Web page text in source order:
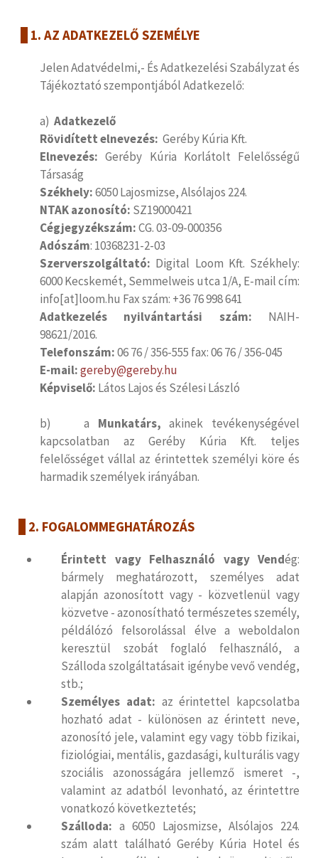
1. AZ ADATKEZELŐ SZEMÉLYE
Jelen Adatvédelmi,- És Adatkezelési Szabályzat és
Tájékoztató szempontjából Adatkezelő:
a) Adatkezelő
Rövidített elnevezés: Geréby Kúria Kft.
Elnevezés: Geréby Kúria Korlátolt Felelősségű
Társaság
Székhely:6050 Lajosmizse, Alsólajos 224.
NTAK azonosító: SZ19000421
Cégjegyzékszám:CG. 03-09-000356
Adószám: 10368231-2-03
Szerverszolgáltató: Digital Loom Kft. Székhely:
6000 Kecskemét, Semmelweis utca 1/A, E-mail cím:
info[at]loom.hu Fax szám: +36 76 998 641
Adatkezelés nyilvántartási szám: NAIH-
98621/2016.
Telefonszám:06 76 / 356-555 fax: 06 76 / 356-045
E-mail:gereby@gereby.hu
Képviselő: Látos Lajos és Szélesi László
b) a Munkatárs, akinek tevékenységével
kapcsolatban az Geréby Kúria Kft. teljes
felelősséget vállal az érintettek személyi köre és
harmadik személyek irányában.
2. FOGALOMMEGHATÁROZÁS
Érintett vagy Felhasználó vagy Vendég:
bármely meghatározott, személyes adat
alapján azonosított vagy - közvetlenül vagy
közvetve - azonosítható természetes személy,
példálózó felsorolással élve a weboldalon
keresztül szobát foglaló felhasználó, a
Szálloda szolgáltatásait igénybe vevő vendég,
stb.;
Személyes adat: az érintettel kapcsolatba
hozható adat - különösen az érintett neve,
azonosító jele, valamint egy vagy több fizikai,
fiziológiai, mentális, gazdasági, kulturális vagy
szociális azonosságára jellemző ismeret -,
valamint az adatból levonható, az érintettre
vonatkozó következtetés;
Szálloda: a 6050 Lajosmizse, Alsólajos 224.
szám alatt található Geréby Kúria Hotel és